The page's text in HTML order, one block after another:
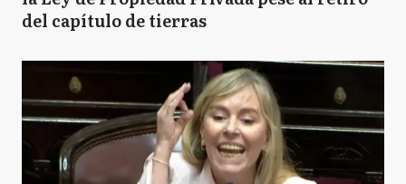
del capítulo de tierras